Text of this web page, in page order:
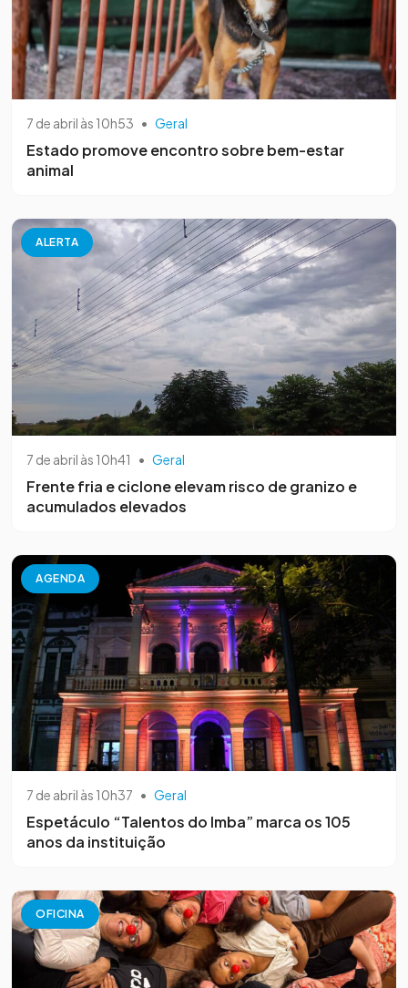
7 de abril às 10h53 • Geral
Estado promove encontro sobre bem-estar
animal
ALERTA
7 de abril às 10h41 • Geral
Frente fria e ciclone elevam risco de granizo e
acumulados elevados
AGENDA
7 de abril às 10h37 • Geral
Espetáculo “Talentos do Imba” marca os 105
anos da instituição
OFICINA